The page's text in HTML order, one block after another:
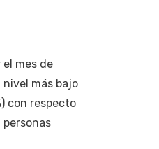
mes de
nivel más bajo
con respecto